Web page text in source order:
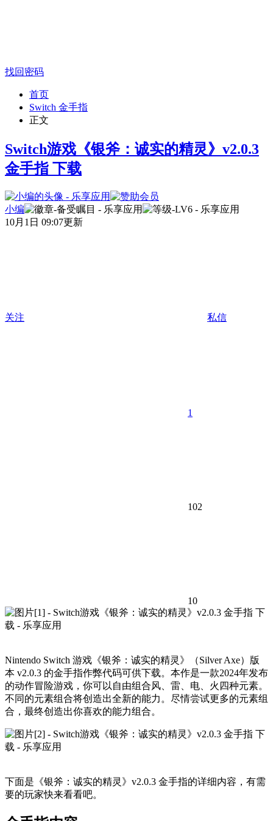
找回密码
首页
Switch 金手指
正文
Switch游戏《银斧：诚实的精灵》v2.0.3
金手指 下载
小编
10月1日 09:07更新
关注 私信
1
102
10
Nintendo Switch 游戏《银斧：诚实的精灵》（Silver Axe）版
本 v2.0.3 的金手指作弊代码可供下载。本作是一款2024年发布
的动作冒险游戏，你可以自由组合风、雷、电、火四种元素。
不同的元素组合将创造出全新的能力。尽情尝试更多的元素组
合，最终创造出你喜欢的能力组合。
下面是《银斧：诚实的精灵》v2.0.3 金手指的详细内容，有需
要的玩家快来看看吧。